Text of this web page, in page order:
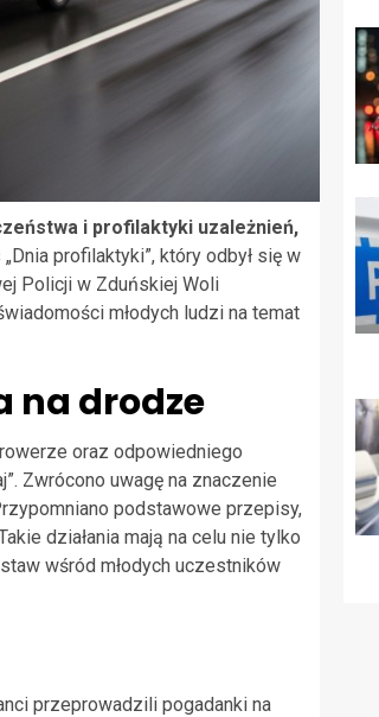
i profilaktyki uzależnień,
profilaktyki”, który odbył się w
Policji w Zduńskiej Woli
młodych ludzi na temat
na drodze
oraz odpowiedniego
Zwrócono uwagę na znaczenie
podstawowe przepisy,
działania mają na celu nie tylko
wśród młodych uczestników
przeprowadzili pogadanki na